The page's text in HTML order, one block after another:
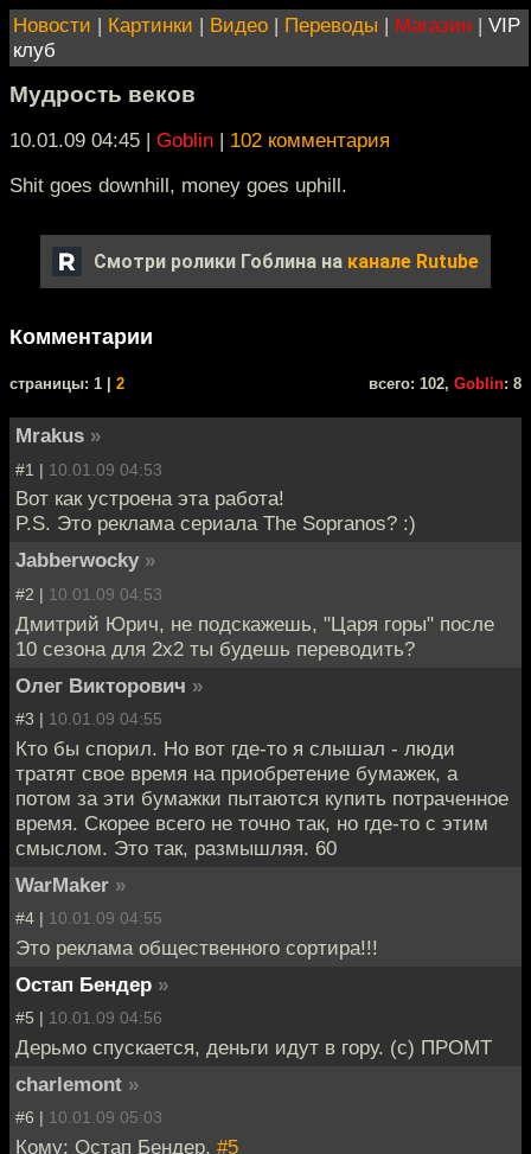
Новости | Картинки | Видео | Переводы | Магазин | VIP
клуб
Мудрость веков
10.01.09 04:45 | Goblin | 102 комментария
Shit goes downhill, money goes uphill.
Смотри ролики Гоблина на канале Rutube
Комментарии
cтраницы: 1 | 2 всего: 102, Goblin: 8
Mrakus »
#1 | 10.01.09 04:53
Вот как устроена эта работа!
P.S. Это реклама сериала The Sopranos? :)
Jabberwocky »
#2 | 10.01.09 04:53
Дмитрий Юрич, не подскажешь, "Царя горы" после
10 сезона для 2х2 ты будешь переводить?
Олег Викторович »
#3 | 10.01.09 04:55
Кто бы спорил. Но вот где-то я слышал - люди
тратят свое время на приобретение бумажек, а
потом за эти бумажки пытаются купить потраченное
время. Скорее всего не точно так, но где-то с этим
смыслом. Это так, размышляя. 60
WarMaker »
#4 | 10.01.09 04:55
Это реклама общественного сортира!!!
Остап Бендер »
#5 | 10.01.09 04:56
Дерьмо спускается, деньги идут в гору. (с) ПРОМТ
charlemont »
#6 | 10.01.09 05:03
Кому: Остап Бендер, #5